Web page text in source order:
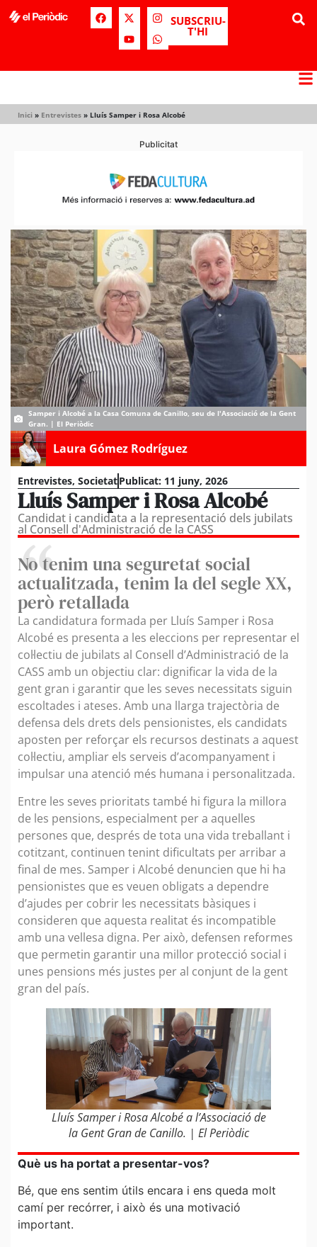
SUBSCRIU-
T'HI
Inici » Entrevistes » Lluís Samper i Rosa Alcobé
Publicitat
Samper i Alcobé a la Casa Comuna de Canillo, seu de l'Associació de la Gent
Gran. | El Periòdic
Laura Gómez Rodríguez
Entrevistes, SocietatPublicat: 11 juny, 2026
Lluís Samper i Rosa Alcobé
Candidat i candidata a la representació dels jubilats
al Consell d'Administració de la CASS
No tenim una seguretat social
actualitzada, tenim la del segle XX,
però retallada
La candidatura formada per Lluís Samper i Rosa
Alcobé es presenta a les eleccions per representar el
col·lectiu de jubilats al Consell d’Administració de la
CASS amb un objectiu clar: dignificar la vida de la
gent gran i garantir que les seves necessitats siguin
escoltades i ateses. Amb una llarga trajectòria de
defensa dels drets dels pensionistes, els candidats
aposten per reforçar els recursos destinats a aquest
col·lectiu, ampliar els serveis d’acompanyament i
impulsar una atenció més humana i personalitzada.
Entre les seves prioritats també hi figura la millora
de les pensions, especialment per a aquelles
persones que, després de tota una vida treballant i
cotitzant, continuen tenint dificultats per arribar a
final de mes. Samper i Alcobé denuncien que hi ha
pensionistes que es veuen obligats a dependre
d’ajudes per cobrir les necessitats bàsiques i
consideren que aquesta realitat és incompatible
amb una vellesa digna. Per això, defensen reformes
que permetin garantir una millor protecció social i
unes pensions més justes per al conjunt de la gent
gran del país.
Lluís Samper i Rosa Alcobé a l’Associació de
la Gent Gran de Canillo. | El Periòdic
Què us ha portat a presentar-vos?
Bé, que ens sentim útils encara i ens queda molt
camí per recórrer, i això és una motivació
important.